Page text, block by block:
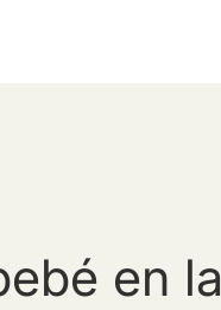
en la